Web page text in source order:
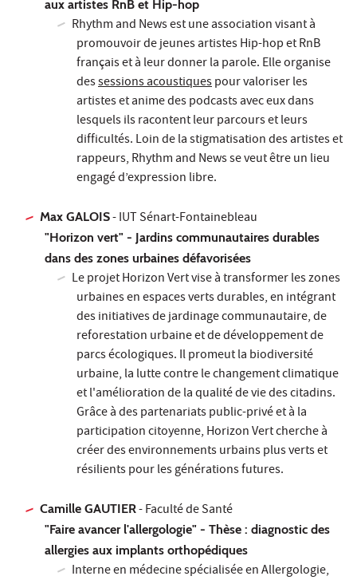
aux artistes RnB et Hip-hop
Rhythm and News est une association visant à
promouvoir de jeunes artistes Hip-hop et RnB
français et à leur donner la parole. Elle organise
dessessions acoustiquespour valoriser les
artistes et anime des podcasts avec eux dans
lesquels ils racontent leur parcours et leurs
difficultés. Loin de la stigmatisation des artistes et
rappeurs, Rhythm and News se veut être un lieu
engagé d’expression libre.
Max GALOIS- IUT Sénart-Fontainebleau
"Horizon vert" - Jardins communautaires durables
dans des zones urbaines défavorisées
Le projet Horizon Vert vise à transformer les zones
urbaines en espaces verts durables, en intégrant
des initiatives de jardinage communautaire, de
reforestation urbaine et de développement de
parcs écologiques. Il promeut la biodiversité
urbaine, la lutte contre le changement climatique
et l'amélioration de la qualité de vie des citadins.
Grâce à des partenariats public-privé et à la
participation citoyenne, Horizon Vert cherche à
créer des environnements urbains plus verts et
résilients pour les générations futures.
Camille GAUTIER- Faculté de Santé
"Faire avancer l'allergologie" - Thèse : diagnostic des
allergies aux implants orthopédiques
Interne en médecine spécialisée en Allergologie,